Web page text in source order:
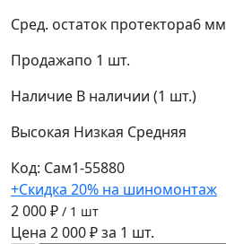
Сред. остаток протектора6 мм
Продажапо 1 шт.
Наличие В наличии (1 шт.)
Высокая Низкая Средняя
Код: Сам1-55880
+Скидка 20% на шиномонтаж
2 000 ₽ / 1 шт
Цена 2 000 ₽ за 1 шт.